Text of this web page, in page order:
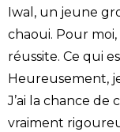
Iwal, un jeune
chaoui. Pour
réussite. Ce qui
Heureusement,
J’ai la chance
vraiment